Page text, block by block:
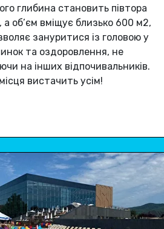
глибина становить півтора
а об’єм вміщує близько 600 м2,
зануритися із головою у
та оздоровлення, не
на інших відпочивальників.
вистачить усім!